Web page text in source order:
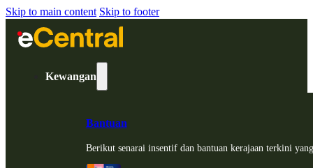
Skip to main content Skip to footer
Kewangan
Bantuan
Berikut senarai insentif dan bantuan kerajaan terkini